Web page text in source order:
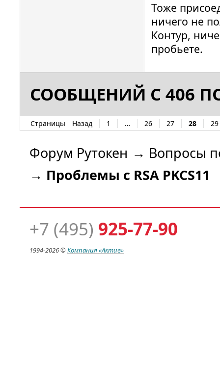
Тоже
ничего не
Контур,
пробьете.
СООБЩЕНИЙ С 406
Страницы Назад 1 … 26 27 28 29
Форум Рутокен → Вопросы
→ Проблемы с RSA PKCS11
+7 (495) 925-77-90
1994-2026 ©Компания«Актив»